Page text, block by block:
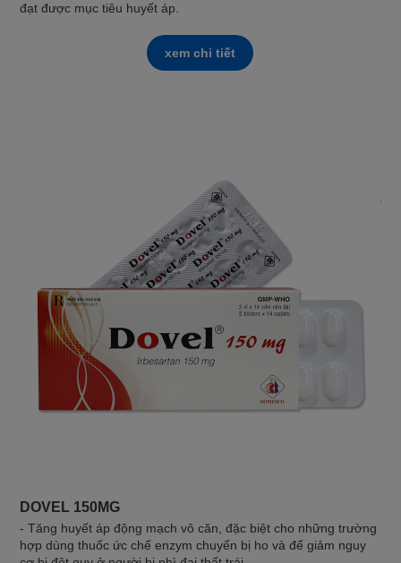
đạt được mục tiêu huyết áp.
xem chi tiết
DOVEL 150MG
- Tăng huyết áp động mạch vô căn, đặc biệt cho những trường
hợp dùng thuốc ức chế enzym chuyển bị ho và để giảm nguy
-
-